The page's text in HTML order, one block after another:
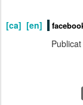
[ca] [en]